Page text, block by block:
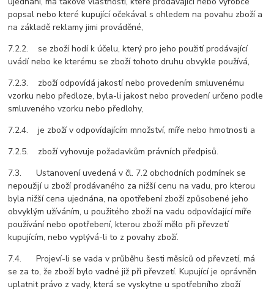
popsal nebo které kupující očekával s ohledem na povahu zboží a
na základě reklamy jimi prováděné,
7.2.2. se zboží hodí k účelu, který pro jeho použití prodávající
uvádí nebo ke kterému se zboží tohoto druhu obvykle používá,
7.2.3. zboží odpovídá jakostí nebo provedením smluvenému
vzorku nebo předloze, byla-li jakost nebo provedení určeno podle
smluveného vzorku nebo předlohy,
7.2.4. je zboží v odpovídajícím množství, míře nebo hmotnosti a
7.2.5. zboží vyhovuje požadavkům právních předpisů.
7.3. Ustanovení uvedená v čl. 7.2 obchodních podmínek se
nepoužijí u zboží prodávaného za nižší cenu na vadu, pro kterou
byla nižší cena ujednána, na opotřebení zboží způsobené jeho
obvyklým užíváním, u použitého zboží na vadu odpovídající míře
používání nebo opotřebení, kterou zboží mělo při převzetí
kupujícím, nebo vyplývá-li to z povahy zboží.
7.4. Projeví-li se vada v průběhu šesti měsíců od převzetí, má
se za to, že zboží bylo vadné již při převzetí. Kupující je oprávněn
uplatnit právo z vady, která se vyskytne u spotřebního zboží